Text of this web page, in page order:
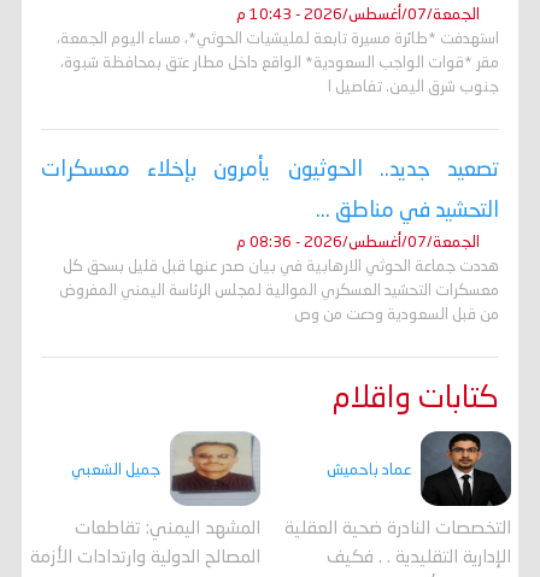
الجمعة/07/أغسطس/2026 - 10:43 م
استهدفت *طائرة مسيرة تابعة لمليشيات الحوثي*، مساء اليوم الجمعة،
مقر *قوات الواجب السعودية* الواقع داخل مطار عتق بمحافظة شبوة،
جنوب شرق اليمن. تفاصيل ا
تصعيد جديد.. الحوثيون يأمرون بإخلاء معسكرات
التحشيد في مناطق ...
الجمعة/07/أغسطس/2026 - 08:36 م
هددت جماعة الحوثي الارهابية في بيان صدر عنها قبل قليل بسحق كل
معسكرات التحشيد العسكري الموالية لمجلس الرئاسة اليمني المفروض
من قبل السعودية ودعت من وص
كتابات واقلام
عماد باحميش
التخصصات النادرة ضحية العقلية
الإدارية التقليدية . . فكيف
جميل الشعبي
المشهد اليمني: تقاطعات
المصالح الدولية وارتدادات الأزمة